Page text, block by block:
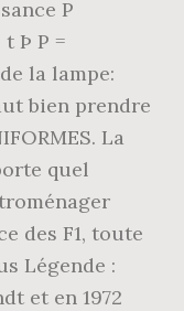
P
Þ P =
la lampe:
bien prendre
La
quel
des F1, toute
Légende :
et en 1972